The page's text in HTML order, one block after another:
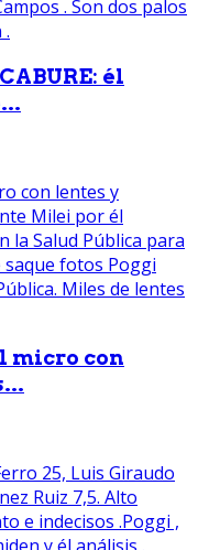
él
micro con